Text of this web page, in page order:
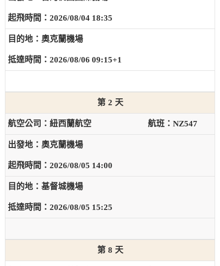
2026/08/04 18:35
奧克蘭機場
2026/08/06 09:15+1
2
紐西蘭航空 NZ547
奧克蘭機場
2026/08/05 14:00
基督城機場
2026/08/05 15:25
8